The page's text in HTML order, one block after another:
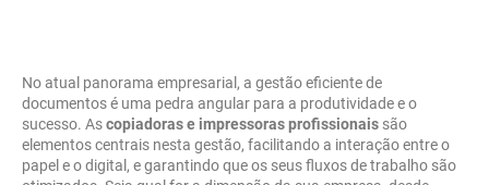
No atual panorama empresarial, a gestão eficiente de
documentos é uma pedra angular para a produtividade e o
sucesso. Ascopiadoras e impressoras profissionais são
elementos centrais nesta gestão, facilitando a interação entre o
papel e o digital, e garantindo que os seus fluxos de trabalho são